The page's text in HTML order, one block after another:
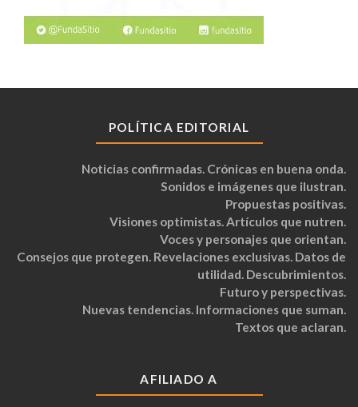
POLÍTICA EDITORIAL
Noticias confirmadas. Crónicas en buena onda.
Sonidos e imágenes que ilustran.
Propuestas positivas.
Visiones optimistas. Artículos que nutren.
Voces y personajes que orientan.
Consejos que protegen. Revelaciones exclusivas. Datos de
utilidad. Descubrimientos.
Futuro y perspectivas.
Nuevas tendencias. Informaciones que suman.
Textos que aclaran.
AFILIADO A